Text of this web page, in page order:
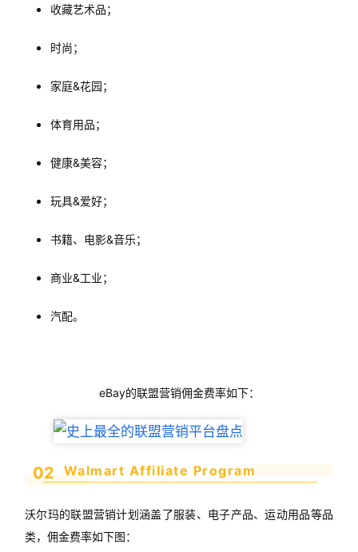
收藏艺术品；
时尚；
家庭&花园；
体育用品；
健康&美容；
玩具&爱好；
书籍、电影&音乐；
商业&工业；
汽配。
eBay的联盟营销佣金费率如下：
02 Walmart Affiliate Program
沃尔玛的联盟营销计划涵盖了服装、电子产品、运动用品等品
类，佣金费率如下图：